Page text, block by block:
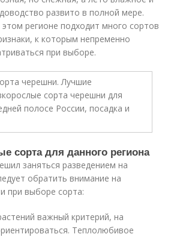
развито в полной мере.
регионе подходит много сортов
к которым непременно
при выборе.
сорта для данного региона
заняться разведением на
обратить внимание на
при выборе сорта:
важный критерий, на
Теплолюбивое